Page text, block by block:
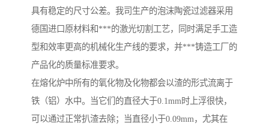
具有稳定的尺寸公差。我司生产的泡沫陶瓷过滤器采用
德国进口原材料和***的激光切割工艺，同时满足手工造
型和效率更高的机械化生产线的要求，并***铸造工厂的
产品化的质量标准要求。
在熔化炉中所有的氧化物及化物都会以渣的形式流离于
铁（铝）水中。当它们的直径大于0.1mm时上浮很快，
可以通过正常扒渣去除；当直径小于0.09mm，尤其在